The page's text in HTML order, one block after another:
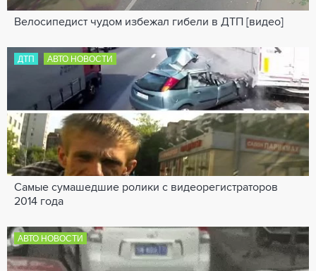
Велосипедист чудом избежал гибели в ДТП [видео]
ДТП АВТО НОВОСТИ
Самые сумашедшие ролики с видеорегистраторов
2014 года
АВТО НОВОСТИ